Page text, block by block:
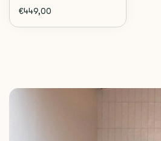
€449,00